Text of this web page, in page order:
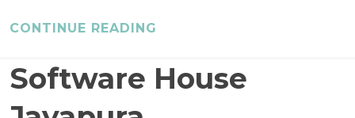
CONTINUE READING
Software House